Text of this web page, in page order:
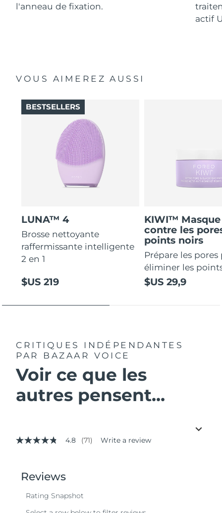
l'anneau de fixation.
actif
VOUS AIMEREZ AUSSI
LUNA™ 4
Brosse nettoyante
raffermissante intelligente
2 en 1
$US 219
BESTSELLERS
KIWI™
contre les
points noirs
Prépare les
éliminer les
$US 29,9
CRITIQUES INDÉPENDANTES
PAR BAZAAR VOICE
Voir ce que les
autres pensent...
4.8
stars,
average
value.
4.8 (71) Write a review